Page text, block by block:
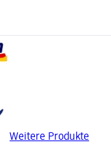
Weitere Produkte